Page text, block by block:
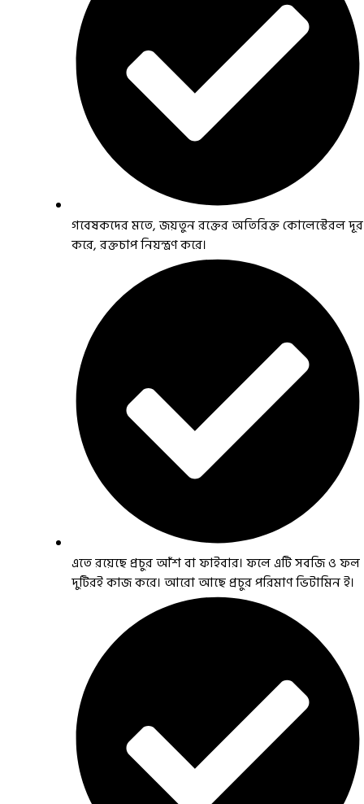
গবেষকদের মতে, জয়তুন রক্তের অতিরিক্ত কোলেস্টেরল দূর
করে, রক্তচাপ নিয়ন্ত্রণ করে।
এতে রয়েছে প্রচুর আঁশ বা ফাইবার। ফলে এটি সবজি ও ফল
দুটিরই কাজ করে। আরো আছে প্রচুর পরিমাণ ভিটামিন ই।